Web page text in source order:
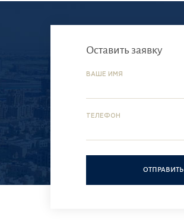
Оставить заявку
ВАШЕ ИМЯ
ТЕЛЕФОН
ОТПРАВИТЬ